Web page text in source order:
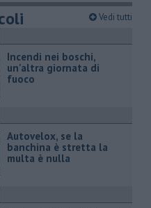
Vedi tutti
Incendi nei boschi,
un'altra giornata di
fuoco
Autovelox, se la
banchina è stretta la
multa è nulla